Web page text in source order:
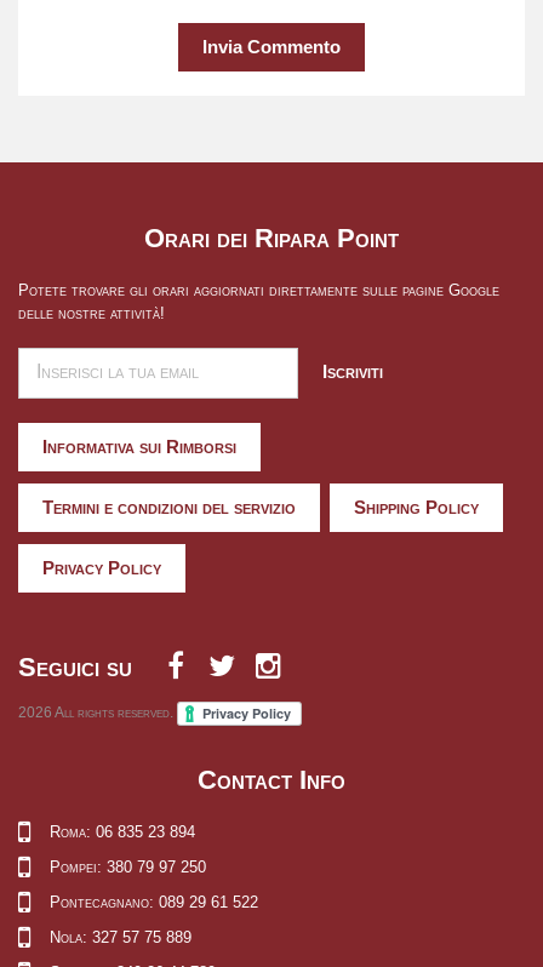
Invia Commento
Orari dei Ripara Point
Potete trovare gli orari aggiornati direttamente sulle pagine Google
delle nostre attività!
Iscriviti
Informativa sui Rimborsi
Termini e condizioni del servizio Shipping Policy
Privacy Policy
Seguici su
2026 All rights reserved.
Contact Info
Roma: 06 835 23 894
Pompei: 380 79 97 250
Pontecagnano: 089 29 61 522
Nola: 327 57 75 889